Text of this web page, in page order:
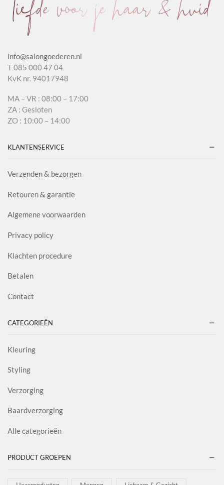
info@salongoederen.nl
T 085 000 47 04
KvK nr. 94017948
MA – VR : 08:00 – 17:00
ZA : Gesloten
ZO : 10:00 – 14:00
KLANTENSERVICE
Verzenden & bezorgen
Retouren & garantie
Algemene voorwaarden
Privacy policy
Klachten procedure
Betalen
Contact
CATEGORIEËN
Kleuring
Styling
Verzorging
Baardverzorging
Alle categorieën
PRODUCT GROEPEN